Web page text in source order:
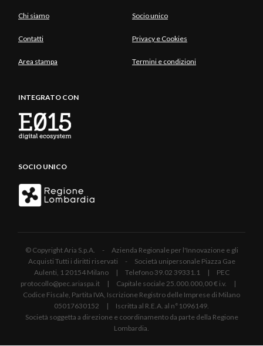
Chi siamo Socio unico
Contatti Privacy e Cookies
Area stampa Termini e condizioni
INTEGRATO CON
SOCIO UNICO
© Copyright Aria S.p.A. - Azienda Regionale per l'Innovazione e gli
Acquisti Tutti i diritti riservati - Società unipersonale Piazza Gae
Aulenti, 1 20154 Milano | Telefono 39.02 39331.1 | PEC
protocollo@pec.ariaspa.it | Capitale sociale 25.000.000,00 € i.v. |
Codice Fiscale, Partita IVA, Iscrizione Registro delle Imprese di Milano
05017630152 | Iscritta al R.E.A. al n°1096149.
Società soggetta a direzione e coordinamento da parte della Regione
Lombardia.